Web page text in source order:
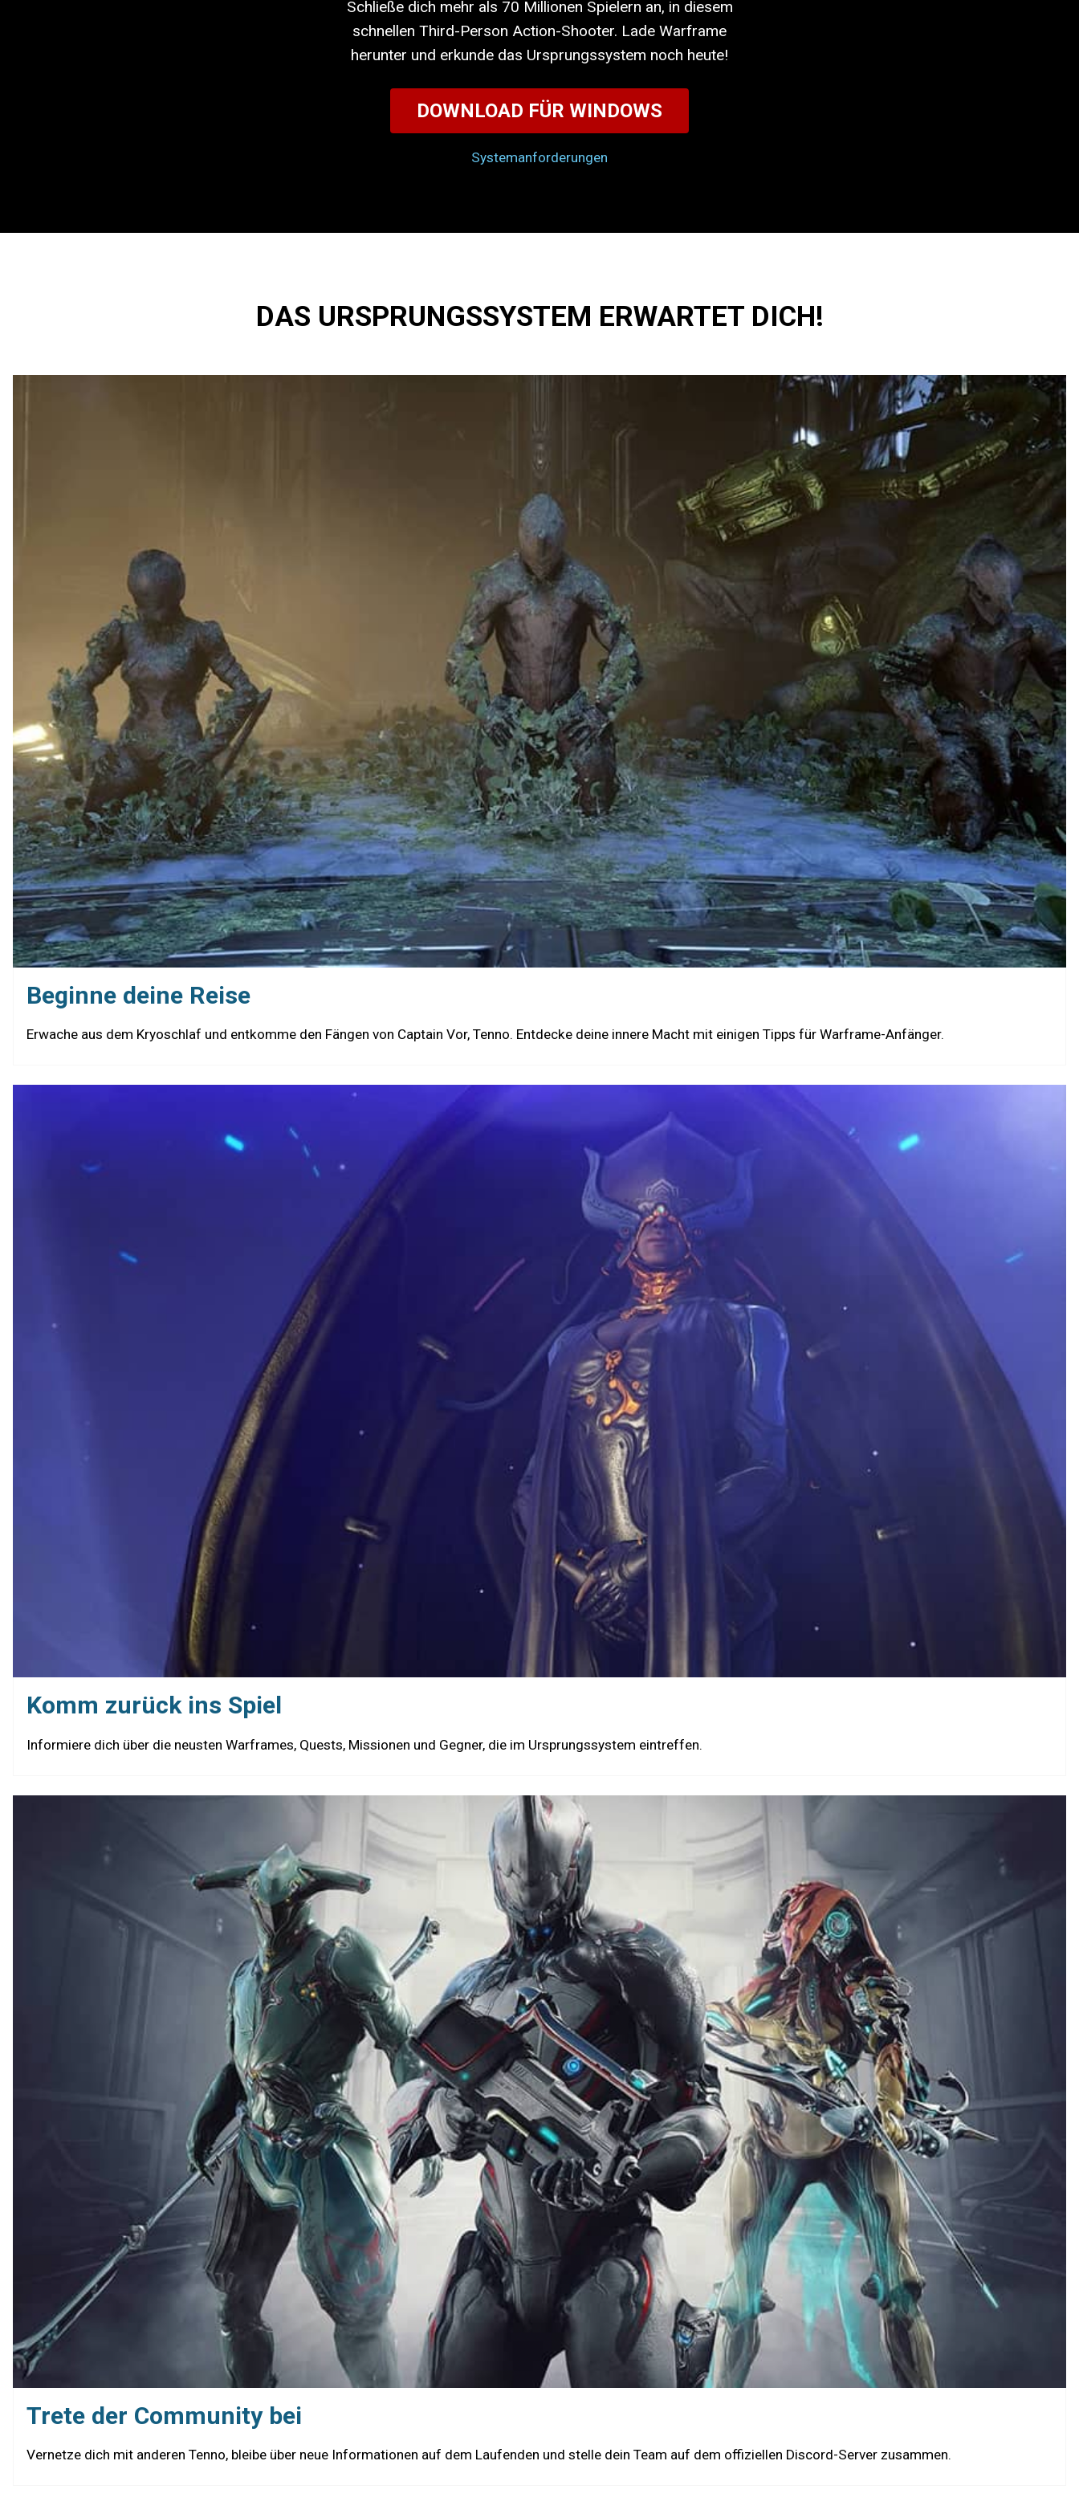
Schließe dich mehr als 70 Millionen Spielern an, in diesem
schnellen Third-Person Action-Shooter. Lade Warframe
herunter und erkunde das Ursprungssystem noch heute!
DOWNLOAD FÜR WINDOWS
Systemanforderungen
DAS URSPRUNGSSYSTEM ERWARTET DICH!
Beginne deine Reise
Erwache aus dem Kryoschlaf und entkomme den Fängen von Captain Vor, Tenno. Entdecke deine innere Macht mit einigen Tipps für Warframe-Anfänger.
Komm zurück ins Spiel
Informiere dich über die neusten Warframes, Quests, Missionen und Gegner, die im Ursprungssystem eintreffen.
Trete der Community bei
Vernetze dich mit anderen Tenno, bleibe über neue Informationen auf dem Laufenden und stelle dein Team auf dem offiziellen Discord-Server zusammen.